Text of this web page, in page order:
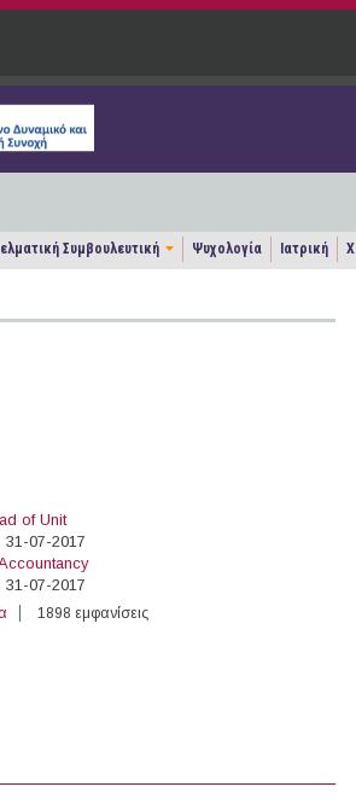
Συμβουλευτική Ψυχολογία Ιατρική
of Unit
07-2017
07-2017
για 2 Vacancies at the Joint Research Center in
1898 εμφανίσεις